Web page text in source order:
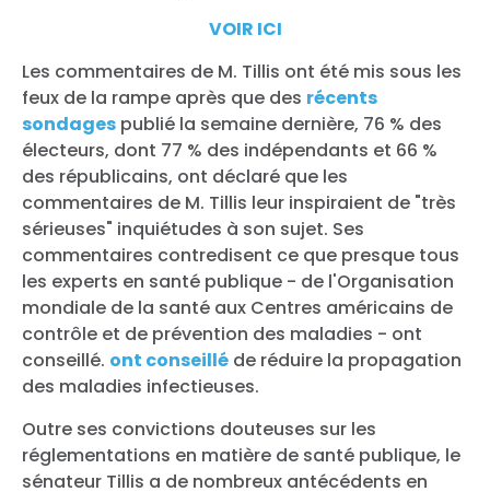
VOIR ICI
Les commentaires de M. Tillis ont été mis sous les
feux de la rampe après que des récents
sondages publié la semaine dernière, 76 % des
électeurs, dont 77 % des indépendants et 66 %
des républicains, ont déclaré que les
commentaires de M. Tillis leur inspiraient de "très
sérieuses" inquiétudes à son sujet. Ses
commentaires contredisent ce que presque tous
les experts en santé publique - de l'Organisation
mondiale de la santé aux Centres américains de
contrôle et de prévention des maladies - ont
conseillé. ont conseillé de réduire la propagation
des maladies infectieuses.
Outre ses convictions douteuses sur les
réglementations en matière de santé publique, le
sénateur Tillis a de nombreux antécédents en